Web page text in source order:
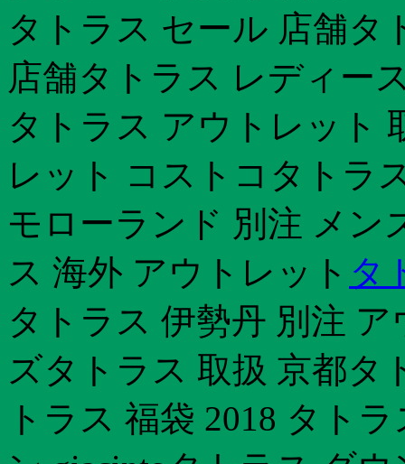
タトラス セール 店舗タ
店舗タトラス レディー
タトラス アウトレット
レット コストコタトラ
モローランド 別注 メン
ス 海外 アウトレット タ
タトラス 伊勢丹 別注
ズタトラス 取扱 京都タ
トラス 福袋 2018 タト